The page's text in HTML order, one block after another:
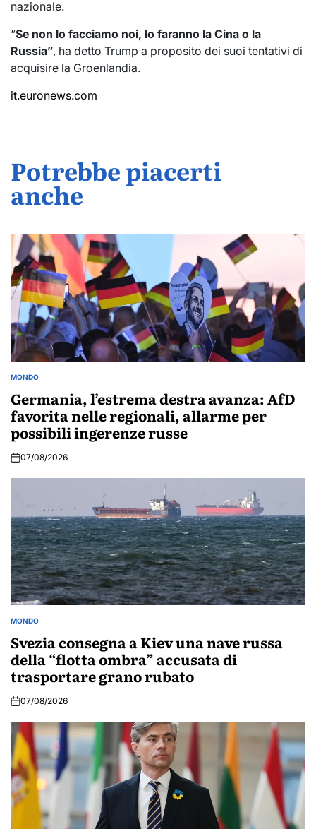
nazionale.
“Se non lo facciamo noi, lo faranno la Cina o la
Russia”, ha detto Trump a proposito dei suoi tentativi di
acquisire la Groenlandia.
it.euronews.com
Potrebbe piacerti
anche
POSTED
MONDO
Germania, l’estrema destra avanza: AfD
favorita nelle regionali, allarme per
possibili ingerenze russe
07/08/2026
POSTED
MONDO
Svezia consegna a Kiev una nave russa
della “flotta ombra” accusata di
trasportare grano rubato
07/08/2026